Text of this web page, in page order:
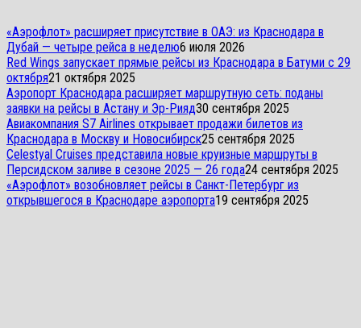
«Аэрофлот» расширяет присутствие в ОАЭ: из Краснодара в
Дубай — четыре рейса в неделю6 июля 2026
Red Wings запускает прямые рейсы из Краснодара в Батуми с 29
октября21 октября 2025
Аэропорт Краснодара расширяет маршрутную сеть: поданы
заявки на рейсы в Астану и Эр-Рияд30 сентября 2025
Авиакомпания S7 Airlines открывает продажи билетов из
Краснодара в Москву и Новосибирск25 сентября 2025
Celestyal Cruises представила новые круизные маршруты в
Персидском заливе в сезоне 2025 — 26 года24 сентября 2025
«Аэрофлот» возобновляет рейсы в Санкт-Петербург из
открывшегося в Краснодаре аэропорта19 сентября 2025